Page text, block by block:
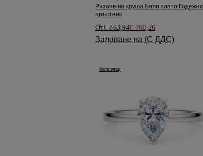
Рязане на круша Бяло злато Годежни
пръстени
От€ 863,94€ 760,26
Задаване на (С ДДС)
бестселър